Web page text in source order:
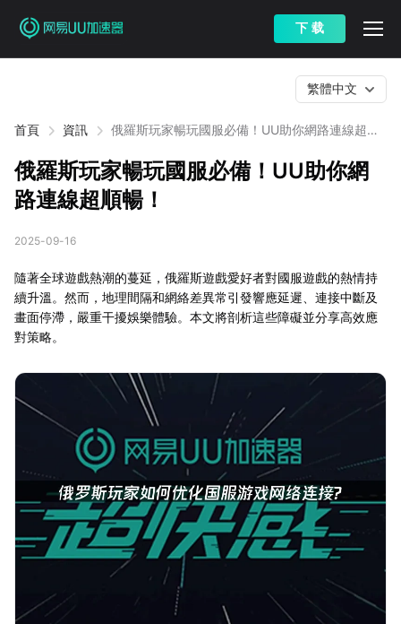
下 载
首頁 資訊
俄羅斯玩家暢玩國服必備！UU助你網路連線超順
繁體中文
俄羅斯玩家暢玩國服必備！UU助你網
路連線超順暢！
2025-09-16
隨著全球遊戲熱潮的蔓延，俄羅斯遊戲愛好者對國服遊戲的熱情持
續升溫。然而，地理間隔和網絡差異常引發響應延遲、連接中斷及
畫面停滯，嚴重干擾娛樂體驗。本文將剖析這些障礙並分享高效應
對策略。